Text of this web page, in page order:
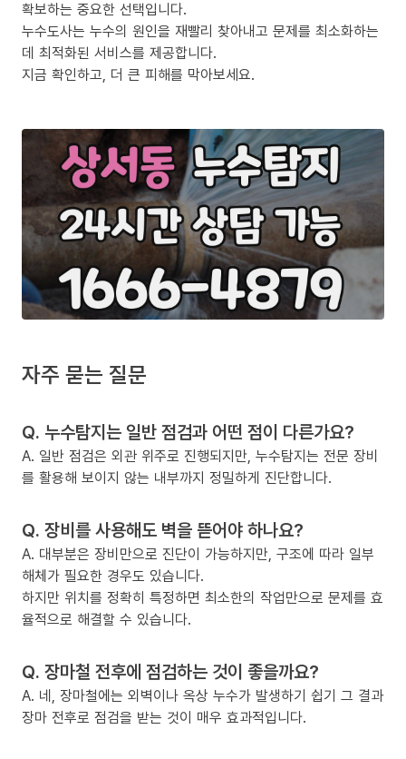
확보하는 중요한 선택입니다.
누수도사는 누수의 원인을 재빨리 찾아내고 문제를 최소화하는
데 최적화된 서비스를 제공합니다.
지금 확인하고, 더 큰 피해를 막아보세요.
자주 묻는 질문
Q. 누수탐지는 일반 점검과 어떤 점이 다른가요?
A. 일반 점검은 외관 위주로 진행되지만, 누수탐지는 전문 장비
를 활용해 보이지 않는 내부까지 정밀하게 진단합니다.
Q. 장비를 사용해도 벽을 뜯어야 하나요?
A. 대부분은 장비만으로 진단이 가능하지만, 구조에 따라 일부
해체가 필요한 경우도 있습니다.
하지만 위치를 정확히 특정하면 최소한의 작업만으로 문제를 효
율적으로 해결할 수 있습니다.
Q. 장마철 전후에 점검하는 것이 좋을까요?
A. 네, 장마철에는 외벽이나 옥상 누수가 발생하기 쉽기 그 결과
장마 전후로 점검을 받는 것이 매우 효과적입니다.